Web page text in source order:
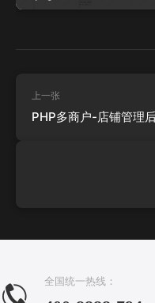
上一张
PHP多商户-店铺管理
全国统一热线：